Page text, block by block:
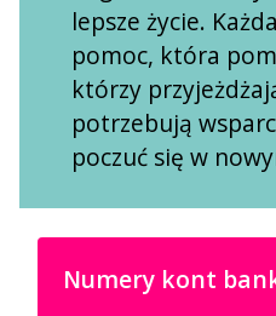
lepsze życie.
pomoc, która
którzy
potrzebują
poczuć się w
Numery kont